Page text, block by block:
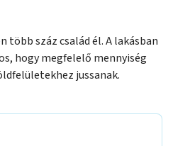
több száz család él. A lakásban
hogy megfelelő mennyiség
jussanak.